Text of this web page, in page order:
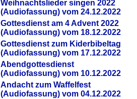
Weihnachtslieder singen 2022
(Audiofassung) vom 24.12.2022
Gottesdienst am 4 Advent 2022
(Audiofassung) vom 18.12.2022
Gottesdienst zum Kiderbibeltag
(Audiofassung) vom 17.12.2022
Abendgottesdienst
(Audiofassung) vom 10.12.2022
Andacht zum Waffelfest
(Audiofassung) vom 04.12.2022